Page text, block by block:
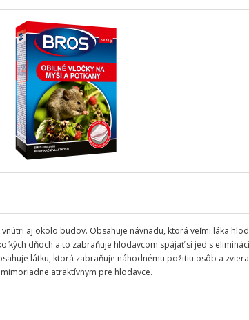
aj okolo budov. Obsahuje návnadu, ktorá veľmi láka
dňoch a to zabraňuje hlodavcom spájať si jed s
látku, ktorá zabraňuje náhodnému požitiu osôb a
atraktívnym pre hlodavce.